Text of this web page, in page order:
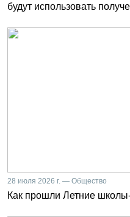
будут использовать
28 июля 2026 г. — Общество
Как прошли Летние